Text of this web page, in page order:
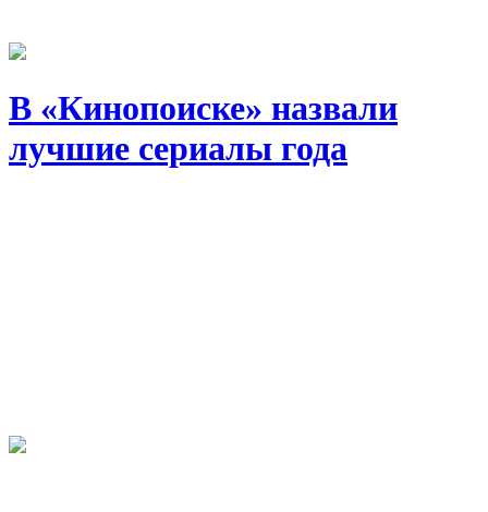
В «Кинопоиске» назвали
лучшие сериалы года